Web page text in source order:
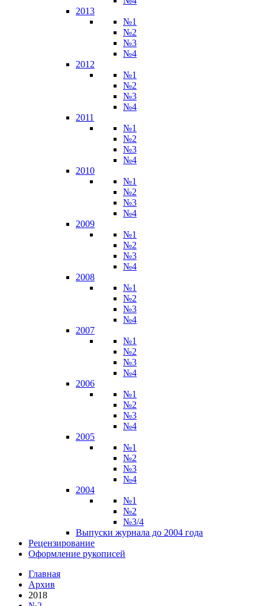
2013
№1
№2
№3
№4
2012
№1
№2
№3
№4
2011
№1
№2
№3
№4
2010
№1
№2
№3
№4
2009
№1
№2
№3
№4
2008
№1
№2
№3
№4
2007
№1
№2
№3
№4
2006
№1
№2
№3
№4
2005
№1
№2
№3
№4
2004
№1
№2
№3/4
Выпуски журнала до 2004 года
Рецензирование
Оформление рукописей
Главная
Архив
2018